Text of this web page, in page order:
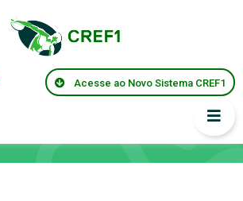
Acesse ao Novo Sistema CREF1